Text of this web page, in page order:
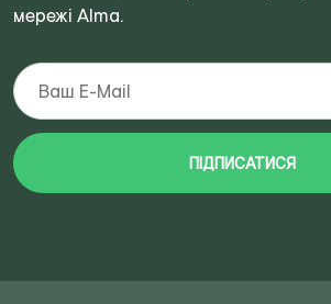
мережі Alma.
ПІДПИСАТИСЯ